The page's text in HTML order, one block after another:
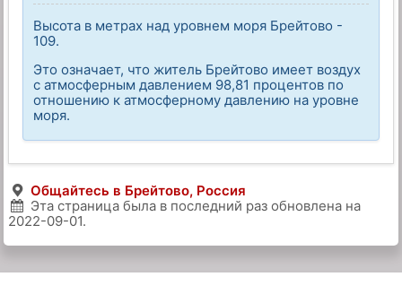
Высота в метрах над уровнем моря Брейтово -
109.
Это означает, что житель Брейтово имеет воздух
с атмосферным давлением 98,81 процентов по
отношению к атмосферному давлению на уровне
моря.
Общайтесь в Брейтово, Россия
Эта страница была в последний раз обновлена на
2022-09-01.